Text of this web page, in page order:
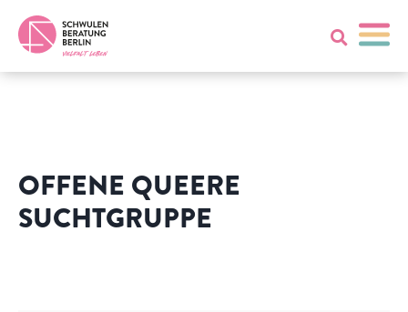
OFFENE QUEERE
SUCHTGRUPPE